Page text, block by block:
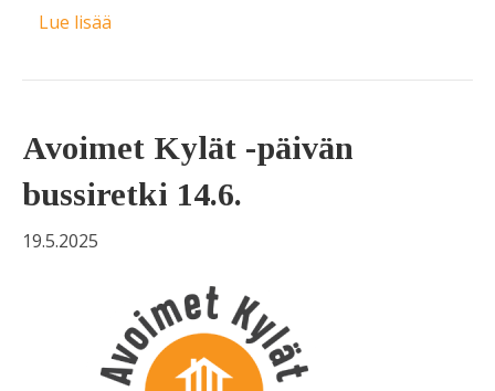
Lue lisää
Avoimet Kylät -päivän
bussiretki 14.6.
19.5.2025